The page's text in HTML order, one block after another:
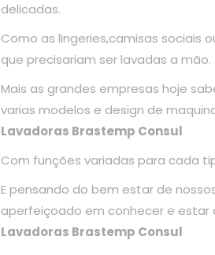
delicadas.
Como as lingeries,camisas sociais
que precisariam ser lavadas a mão.
Mais as grandes empresas hoje
varias modelos e design de
Lavadoras Brastemp Consul
Com funções variadas para cada
E pensando do bem estar de
aperfeiçoado em conhecer e estar
Lavadoras Brastemp Consul